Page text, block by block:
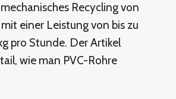
Recycling von
einer Leistung von bis zu
pro Stunde. Der Artikel
wie man PVC-Rohre